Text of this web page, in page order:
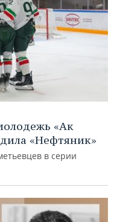
«Ак
«Нефтяник»
в серии